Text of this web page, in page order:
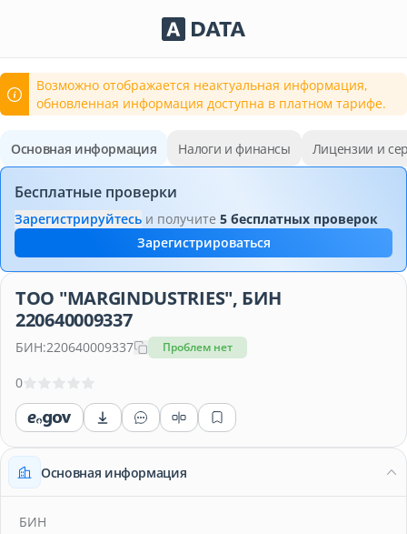
Сервисы Adata.kz
Возможно отображается неактуальная информация,
обновленная информация доступна в платном тарифе.
Основная информация Налоги и финансы Лицензии и
Бесплатные проверки
Зарегистрируйтесь и получите 5 бесплатных проверок
Зарегистрироваться
ТОО "MARGINDUSTRIES", БИН
220640009337
БИН:220640009337 Проблем нет
0
Основная информация
БИН